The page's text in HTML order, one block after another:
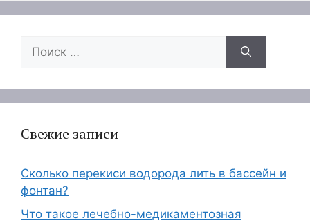
Поиск:
Свежие записи
Сколько перекиси водорода лить в бассейн и
фонтан?
Что такое лечебно-медикаментозная